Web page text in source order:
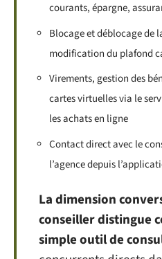
courants, épargne,
Blocage et déblocage de
modification du plafond
Virements, gestion des
cartes virtuelles via le
les achats en ligne
Contact direct avec le
l’agence depuis
La dimension
conseiller distingue
simple outil de